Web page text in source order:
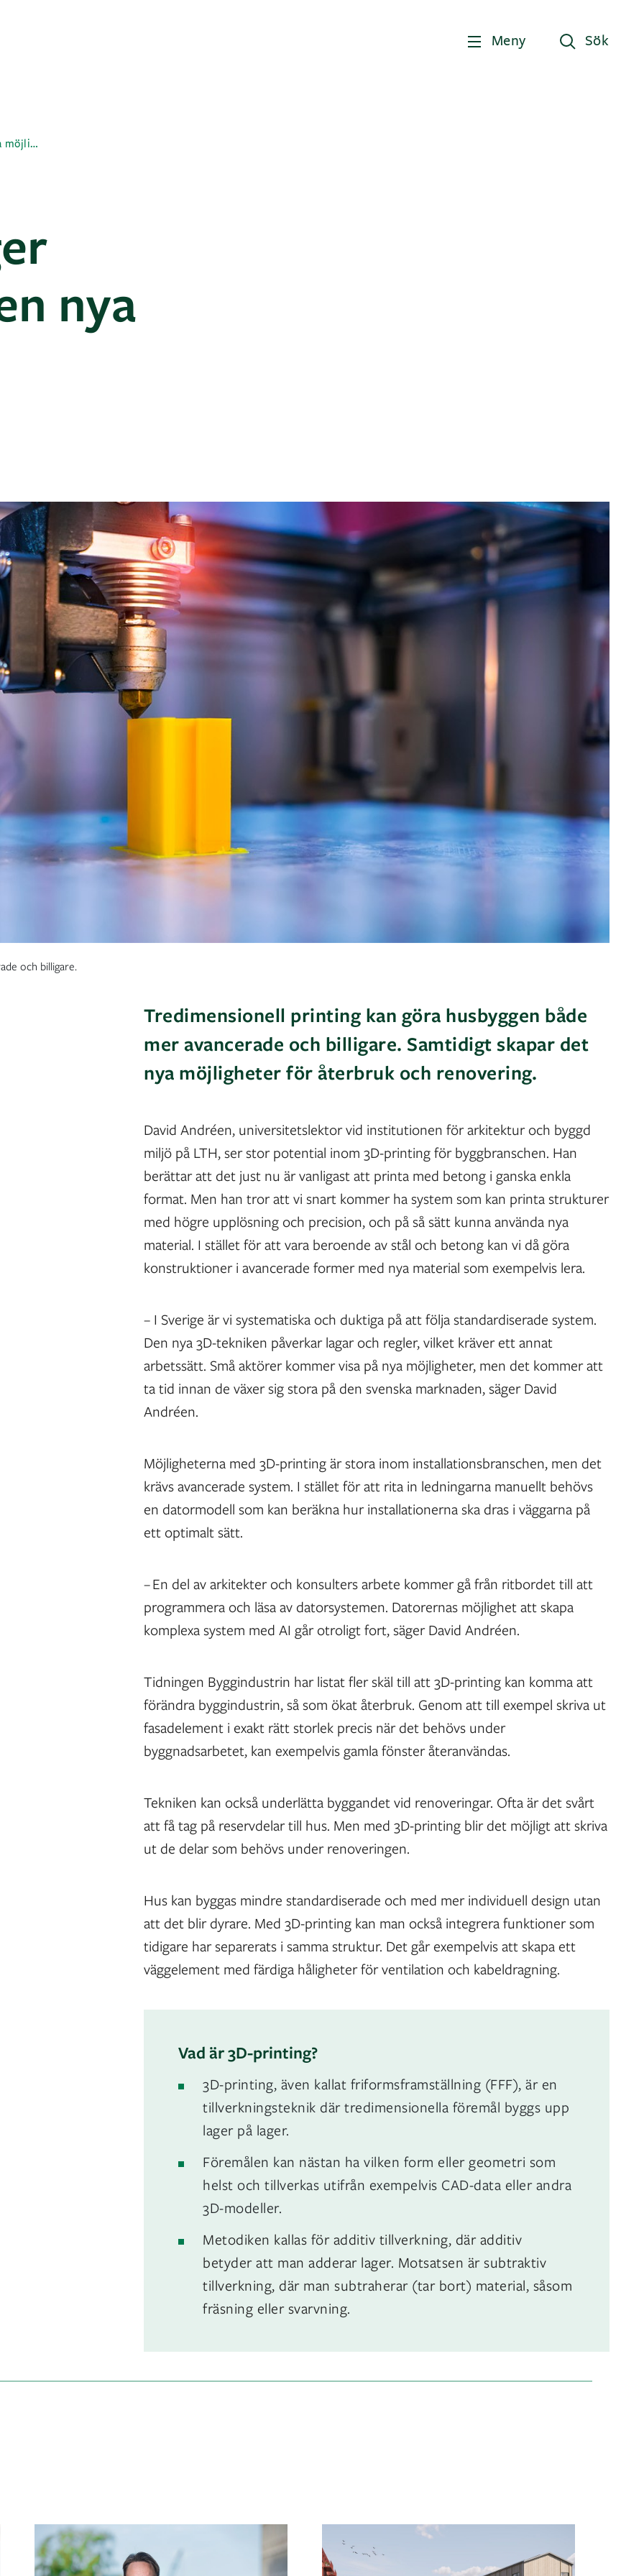
Meny Sök
3D-printing ger byggbranschen nya möjligheter
nya
och billigare.
Tredimensionell printing kan göra husbyggen både
mer avancerade och billigare. Samtidigt skapar det
nya möjligheter för återbruk och renovering.
David Andréen, universitetslektor vid institutionen för arkitektur och byggd
miljö på LTH, ser stor potential inom 3D-printing för byggbranschen. Han
berättar att det just nu är vanligast att printa med betong i ganska enkla
format. Men han tror att vi snart kommer ha system som kan printa strukturer
med högre upplösning och precision, och på så sätt kunna använda nya
material. I stället för att vara beroende av stål och betong kan vi då göra
konstruktioner i avancerade former med nya material som exempelvis lera.
– I Sverige är vi systematiska och duktiga på att följa standardiserade system.
Den nya 3D-tekniken påverkar lagar och regler, vilket kräver ett annat
arbetssätt. Små aktörer kommer visa på nya möjligheter, men det kommer att
ta tid innan de växer sig stora på den svenska marknaden, säger David
Andréen.
Möjligheterna med 3D-printing är stora inom installationsbranschen, men det
krävs avancerade system. I stället för att rita in ledningarna manuellt behövs
en datormodell som kan beräkna hur installationerna ska dras i väggarna på
ett optimalt sätt.
– En del av arkitekter och konsulters arbete kommer gå från ritbordet till att
programmera och läsa av datorsystemen. Datorernas möjlighet att skapa
komplexa system med AI går otroligt fort, säger David Andréen.
Tidningen Byggindustrin har listat fler skäl till att 3D-printing kan komma att
förändra byggindustrin, så som ökat återbruk. Genom att till exempel skriva ut
fasadelement i exakt rätt storlek precis när det behövs under
byggnadsarbetet, kan exempelvis gamla fönster återanvändas.
Tekniken kan också underlätta byggandet vid renoveringar. Ofta är det svårt
att få tag på reservdelar till hus. Men med 3D-printing blir det möjligt att skriva
ut de delar som behövs under renoveringen.
Hus kan byggas mindre standardiserade och med mer individuell design utan
att det blir dyrare. Med 3D-printing kan man också integrera funktioner som
tidigare har separerats i samma struktur. Det går exempelvis att skapa ett
väggelement med färdiga håligheter för ventilation och kabeldragning.
Vad är 3D-printing?
3D-printing, även kallat friformsframställning (FFF), är en
tillverkningsteknik där tredimensionella föremål byggs upp
lager på lager.
Föremålen kan nästan ha vilken form eller geometri som
helst och tillverkas utifrån exempelvis CAD-data eller andra
3D-modeller.
Metodiken kallas för additiv tillverkning, där additiv
betyder att man adderar lager. Motsatsen är subtraktiv
tillverkning, där man subtraherar (tar bort) material, såsom
fräsning eller svarvning.